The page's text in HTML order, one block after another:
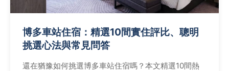
博多車站住宿：精選10間實住評比、聰明
挑選心法與常見問答
還在猶豫如何挑選博多車站住宿嗎？本文精選10間熱